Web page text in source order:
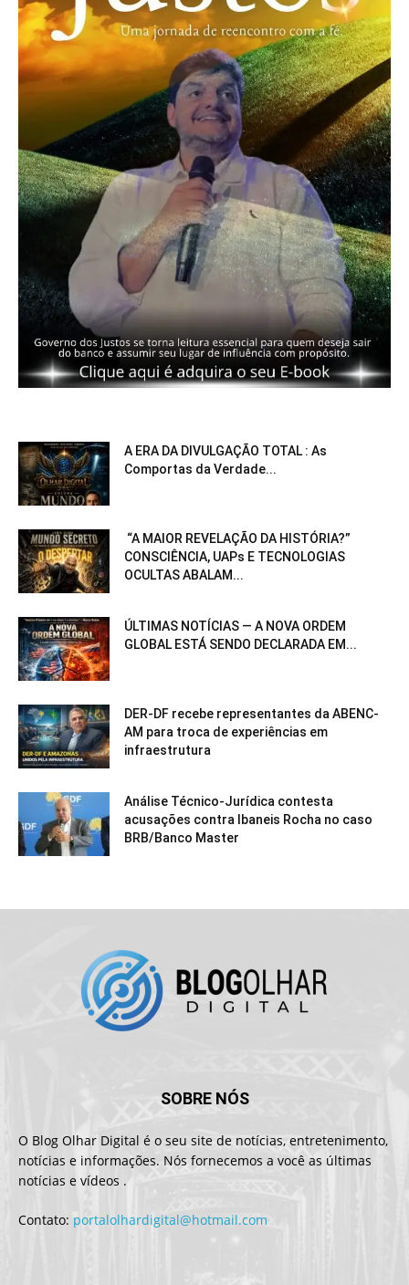
A ERA DA DIVULGAÇÃO TOTAL : As
Comportas da Verdade...
“A MAIOR REVELAÇÃO DA HISTÓRIA?”
CONSCIÊNCIA, UAPs E TECNOLOGIAS
OCULTAS ABALAM...
ÚLTIMAS NOTÍCIAS — A NOVA ORDEM
GLOBAL ESTÁ SENDO DECLARADA EM...
DER-DF recebe representantes da ABENC-
AM para troca de experiências em
infraestrutura
Análise Técnico-Jurídica contesta
acusações contra Ibaneis Rocha no caso
BRB/Banco Master
SOBRE NÓS
O Blog Olhar Digital é o seu site de notícias, entretenimento,
notícias e informações. Nós fornecemos a você as últimas
notícias e vídeos .
Contato: portalolhardigital@hotmail.com